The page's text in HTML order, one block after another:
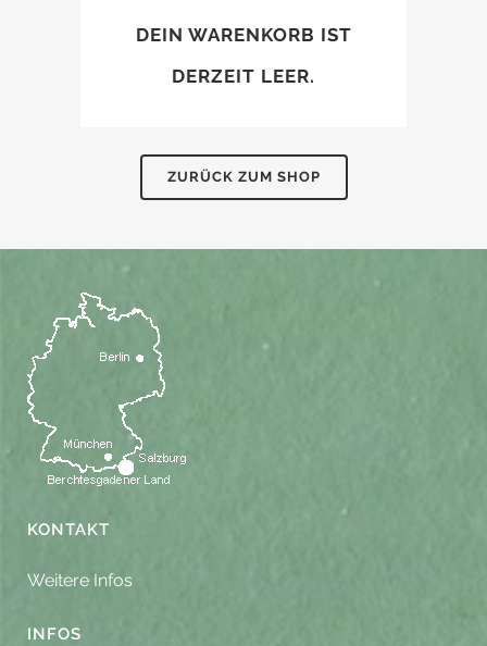
DEIN WARENKORB IST
DERZEIT LEER.
ZURÜCK ZUM SHOP
KONTAKT
Weitere Infos
INFOS